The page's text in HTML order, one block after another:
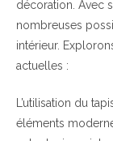
décoration. Avec
nombreuses
intérieur.
actuelles :
L’utilisation du
éléments